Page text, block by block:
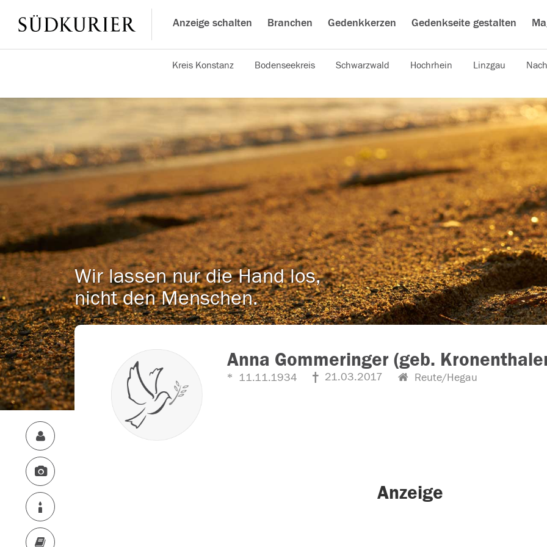
Anzeige schalten Branchen Gedenkkerzen Gedenkseite gestalten
Kreis Konstanz Bodenseekreis Schwarzwald Hochrhein Linzgau
Wir lassen nur die Hand los,
nicht den Menschen.
Anna Gommeringer (geb.
11.11.1934 21.03.2017 Reute/Hegau
Anzeige